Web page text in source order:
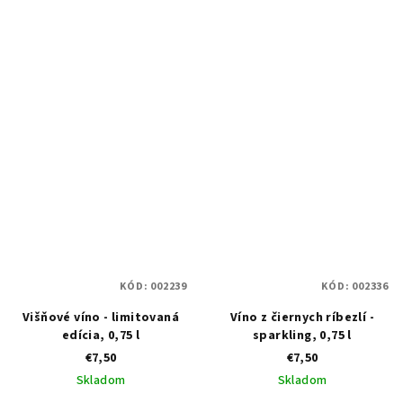
Višňové víno - limitovaná
edícia, 0,75 l
€7,50
Skladom
KÓD: 002239
Víno z čiernych ríbezlí -
sparkling, 0,75 l
€7,50
Skladom
KÓD: 002336